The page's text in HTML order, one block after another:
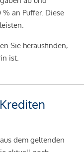
an Puffer. Diese
Sie herausfinden,
ist.
dem geltenden